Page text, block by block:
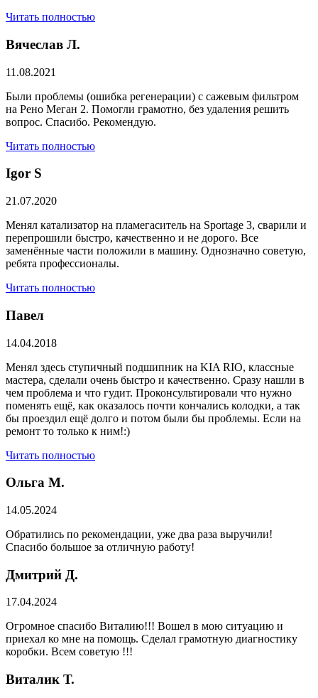
Читать полностью
Вячеслав Л.
11.08.2021
Были проблемы (ошибка регенерации) с сажевым фильтром
на Рено Меган 2. Помогли грамотно, без удаления решить
вопрос. Спасибо. Рекомендую.
Читать полностью
​Igor S
21.07.2020
Менял катализатор на пламегаситель на Sportage 3, сварили и
перепрошили быстро, качественно и не дорого. Все
заменённые части положили в машину. Однозначно советую,
ребята профессионалы.
Читать полностью
Павел
14.04.2018
Менял здесь ступичный подшипник на KIA RIO, классные
мастера, сделали очень быстро и качественно. Сразу нашли в
чем проблема и что гудит. Проконсультировали что нужно
поменять ещё, как оказалось почти кончались колодки, а так
бы проездил ещё долго и потом были бы проблемы. Если на
ремонт то только к ним!:)
Читать полностью
Ольга М.
14.05.2024
Обратились по рекомендации, уже два раза выручили!
Спасибо большое за отличную работу!
Дмитрий Д.
17.04.2024
Огромное спасибо Виталию!!! Вошел в мою ситуацию и
приехал ко мне на помощь. Сделал грамотную диагностику
коробки. Всем советую !!!
Виталик Т.